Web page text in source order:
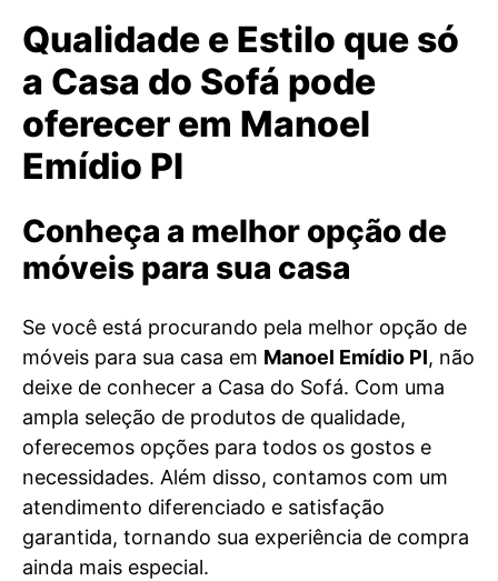
Qualidade e Estilo que só
a Casa do Sofá pode
oferecer em Manoel
Emídio PI
Conheça a melhor opção de
móveis para sua casa
Se você está procurando pela melhor opção de
móveis para sua casa em Manoel Emídio PI, não
deixe de conhecer a Casa do Sofá. Com uma
ampla seleção de produtos de qualidade,
oferecemos opções para todos os gostos e
necessidades. Além disso, contamos com um
atendimento diferenciado e satisfação
garantida, tornando sua experiência de compra
ainda mais especial.